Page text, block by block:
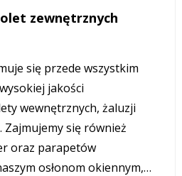
zewnętrznych
się przede wszystkim
jakości
wewnętrznych, żaluzji
się również
oraz parapetów
osłonom okiennym,…